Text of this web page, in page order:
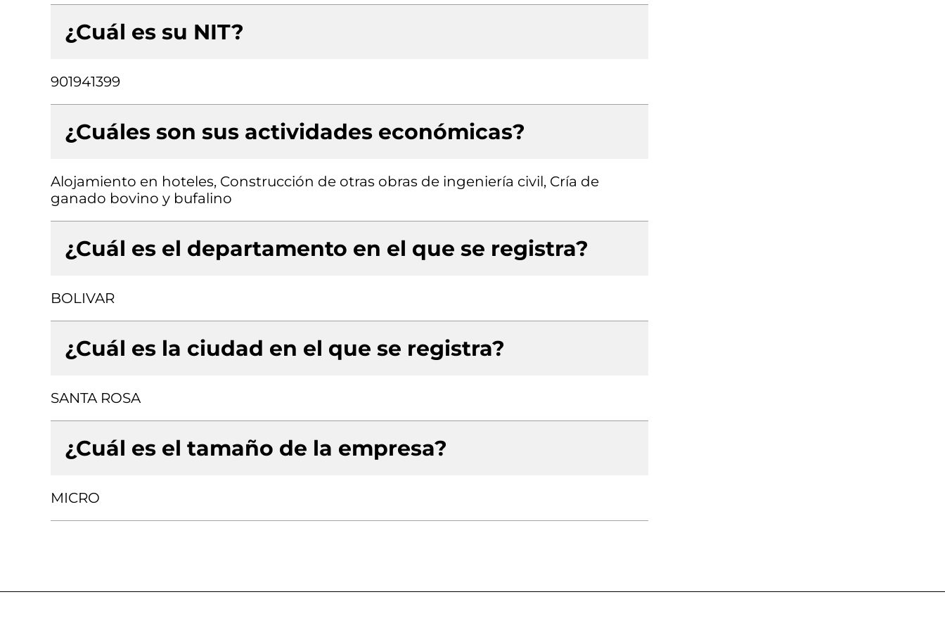
¿Cuál es su NIT?
901941399
¿Cuáles son sus actividades económicas?
Alojamiento en hoteles, Construcción de otras obras de ingeniería civil, Cría de
ganado bovino y bufalino
¿Cuál es el departamento en el que se registra?
BOLIVAR
¿Cuál es la ciudad en el que se registra?
SANTA ROSA
¿Cuál es el tamaño de la empresa?
MICRO